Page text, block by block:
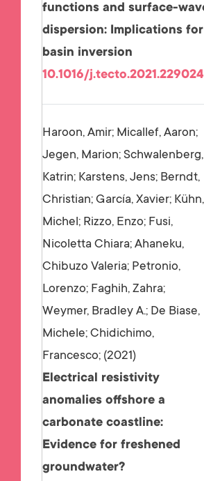
functions and surface-
dispersion: Implications for
basin inversion
10.1016/j.tecto.2021.229024
Haroon, Amir; Micallef, Aaron;
Jegen, Marion; Schwalenberg,
Katrin; Karstens, Jens; Berndt,
Christian; García, Xavier; Kühn,
Michel; Rizzo, Enzo; Fusi,
Nicoletta Chiara; Ahaneku,
Chibuzo Valeria; Petronio,
Lorenzo; Faghih, Zahra;
Weymer, Bradley A.; De Biase,
Michele; Chidichimo,
Francesco; 2021
Electrical resistivity
anomalies offshore a
carbonate coastline:
Evidence for freshened
groundwater?